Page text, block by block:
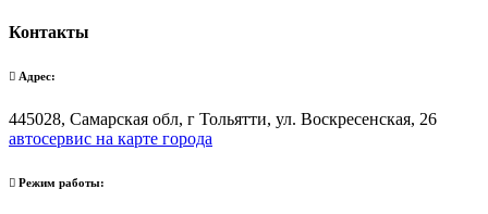
Контакты
Адрес:
445028, Самарская обл, г Тольятти, ул. Воскресенская, 26
автосервис на карте города
Режим работы: